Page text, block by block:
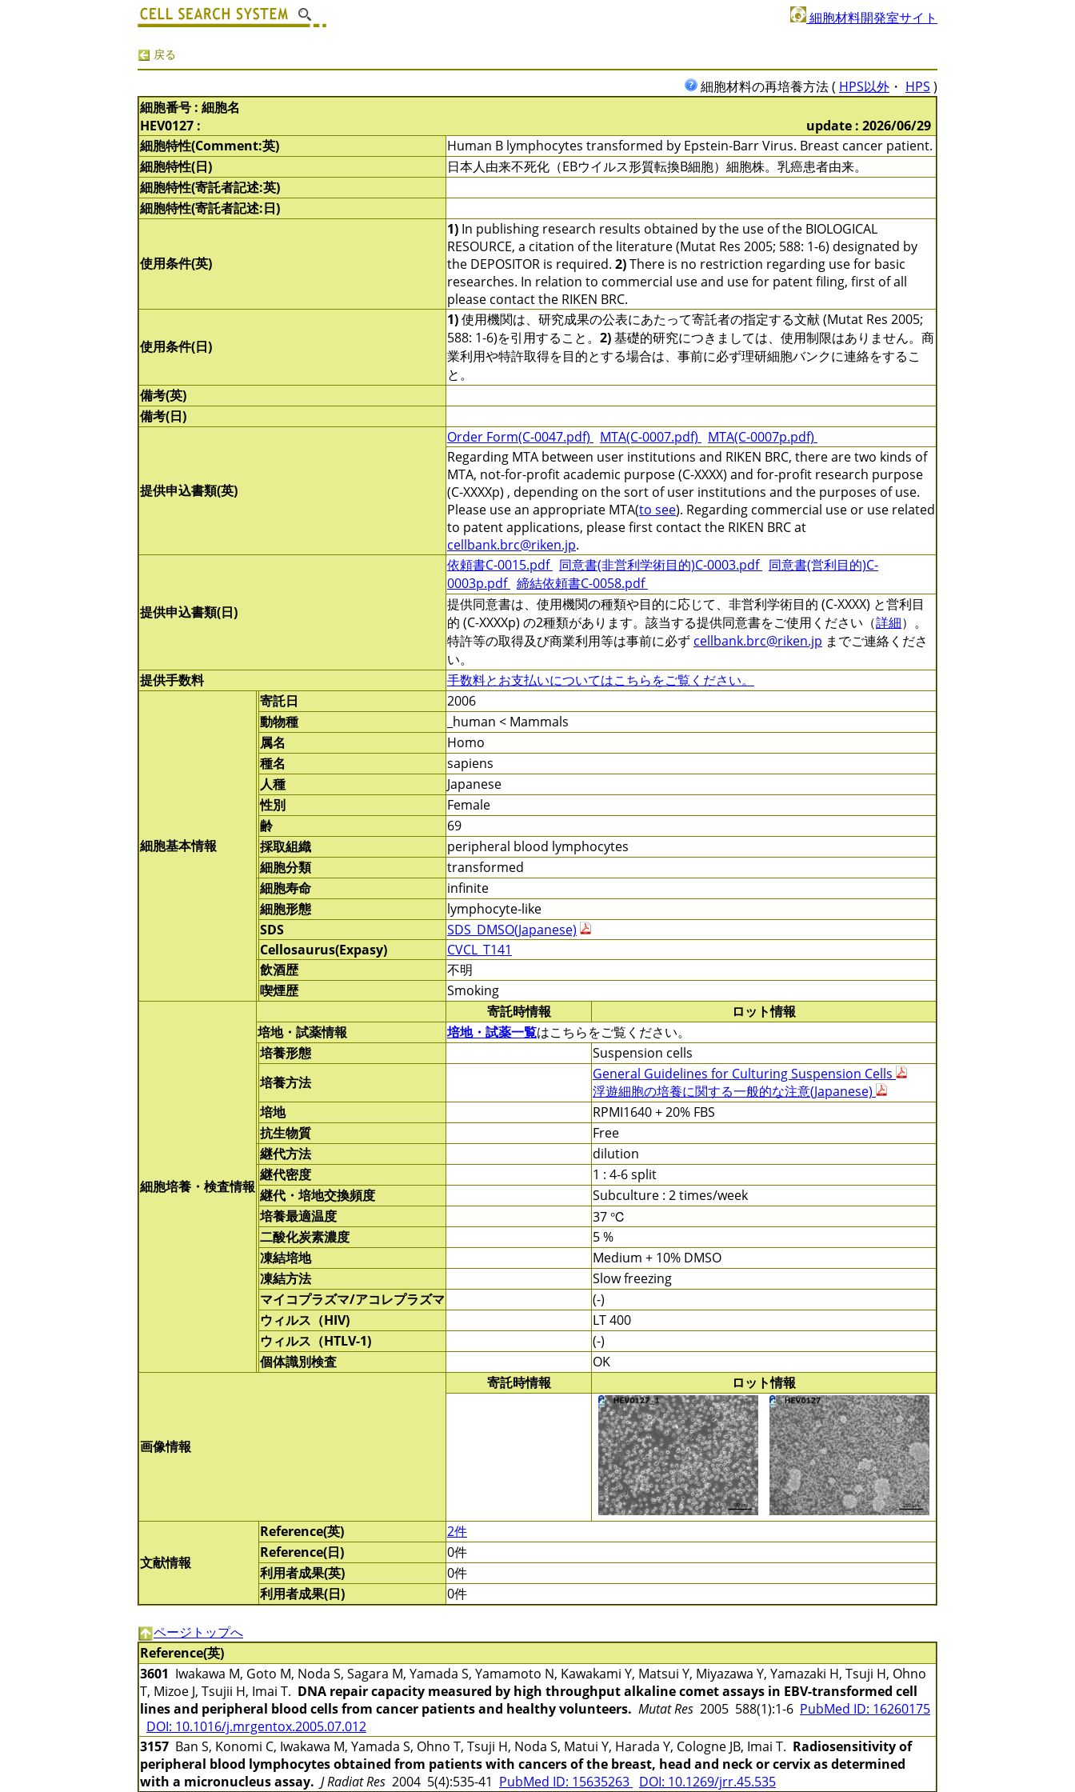
細胞材料開発室サイト
戻る
細胞材料の再培養方法 ( HPS以外 ・ HPS )
細胞番号 : 細胞名
HEV0127 :
update : 2026/06/29
細胞特性(Comment:英)
Human B lymphocytes transformed by Epstein-Barr Virus. Breast cancer patient.
細胞特性(日)
日本人由来不死化（EBウイルス形質転換B細胞）細胞株。乳癌患者由来。
細胞特性(寄託者記述:英)
細胞特性(寄託者記述:日)
使用条件(英)
1) In publishing research results obtained by the use of the BIOLOGICAL
RESOURCE, a citation of the literature (Mutat Res 2005; 588: 1-6) designated by
the DEPOSITOR is required. 2)There is no restriction regarding use for basic
researches. In relation to commercial use and use for patent filing, first of all
please contact the RIKEN BRC.
使用条件(日)
1)使用機関は、研究成果の公表にあたって寄託者の指定する文献 (Mutat Res 2005;
588: 1-6)を引用すること。 2)基礎的研究につきましては、使用制限はありません。商
業利用や特許取得を目的とする場合は、事前に必ず理研細胞バンクに連絡をするこ
と。
備考(英)
備考(日)
提供申込書類(英)
Order Form(C-0047.pdf) MTA(C-0007.pdf)
MTA(C-0007p.pdf)
Regarding MTA between user institutions and RIKEN BRC, there are two kinds of
MTA, not-for-profit academic purpose (C-XXXX) and for-profit research purpose
(C-XXXXp) , depending on the sort of user institutions and the purposes of use.
Please use an appropriate MTA(to see). Regarding commercial use or use related
to patent applications, please first contact the RIKEN BRC at
cellbank.brc@riken.jp.
提供申込書類(日)
依頼書C-0015.pdf 同意書(非営利学術目的)C-0003.pdf 同意書(営利目的)C-
0003p.pdf 締結依頼書C-0058.pdf
提供同意書は、使用機関の種類や目的に応じて、非営利学術目的 (C-XXXX) と営利目
的 (C-XXXXp) の2種類があります。該当する提供同意書をご使用ください（詳細）。
特許等の取得及び商業利用等は事前に必ず cellbank.brc@riken.jp までご連絡くださ
い。
提供手数料
手数料とお支払いについてはこちらをご覧ください。
細胞基本情報
寄託日
2006
動物種
_human < Mammals
属名
Homo
種名
sapiens
人種
Japanese
性別
Female
齢
69
採取組織
peripheral blood lymphocytes
細胞分類
transformed
細胞寿命
infinite
細胞形態
lymphocyte-like
SDS
SDS_DMSO(Japanese)
Cellosaurus(Expasy)
CVCL_T141
飲酒歴
不明
喫煙歴
Smoking
細胞培養・検査情報
寄託時情報
ロット情報
培地・試薬情報
培地・試薬一覧はこちらをご覧ください。
培養形態
Suspension cells
培養方法
General Guidelines for Culturing Suspension Cells
浮遊細胞の培養に関する一般的な注意(Japanese)
培地
RPMI1640 + 20% FBS
抗生物質
Free
継代方法
dilution
継代密度
1 : 4-6 split
継代・培地交換頻度
Subculture : 2 times/week
培養最適温度
37 ℃
二酸化炭素濃度
5 %
凍結培地
Medium + 10% DMSO
凍結方法
Slow freezing
マイコプラズマ/アコレプラズマ
(-)
ウィルス（HIV)
LT 400
ウィルス（HTLV-1)
(-)
個体識別検査
OK
画像情報
寄託時情報 ロット情報
文献情報
Reference(英)
2件
Reference(日)
0件
利用者成果(英)
0件
利用者成果(日)
0件
ページトップへ
Reference(英)
3601 Iwakawa M, Goto M, Noda S, Sagara M, Yamada S, Yamamoto N, Kawakami Y, Matsui Y, Miyazawa Y, Yamazaki H, Tsuji H, Ohno
T, Mizoe J, Tsujii H, Imai T. DNA repair capacity measured by high throughput alkaline comet assays in EBV-transformed cell
lines and peripheral blood cells from cancer patients and healthy volunteers. Mutat Res 2005 588(1):1-6 PubMed ID: 16260175
DOI: 10.1016/j.mrgentox.2005.07.012
3157 Ban S, Konomi C, Iwakawa M, Yamada S, Ohno T, Tsuji H, Noda S, Matui Y, Harada Y, Cologne JB, Imai T. Radiosensitivity of
peripheral blood lymphocytes obtained from patients with cancers of the breast, head and neck or cervix as determined
with a micronucleus assay. J Radiat Res 2004 5(4):535-41 PubMed ID: 15635263 DOI: 10.1269/jrr.45.535